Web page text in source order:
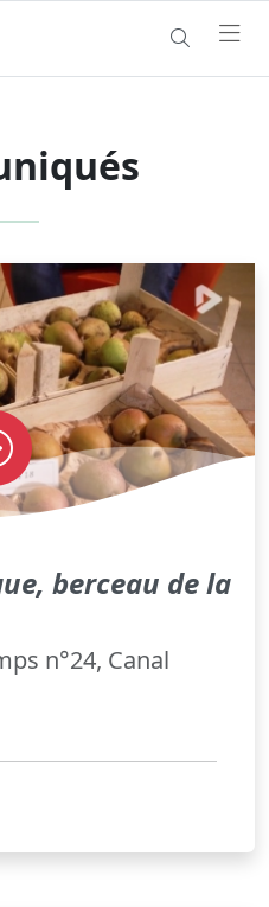
berceau de la
n°24, Canal